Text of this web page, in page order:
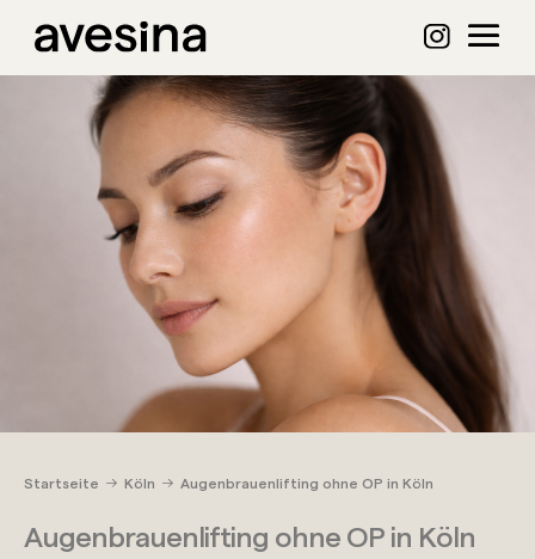
Startseite Köln Augenbrauenlifting ohne OP in Köln
Augenbrauenlifting ohne OP in Köln